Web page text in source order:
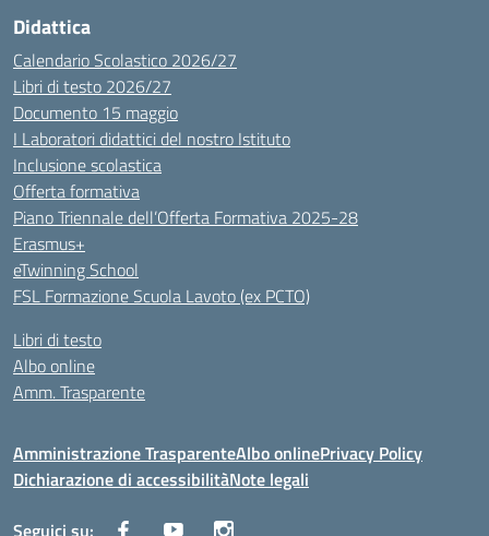
Didattica
Calendario Scolastico 2026/27
Libri di testo 2026/27
Documento 15 maggio
I Laboratori didattici del nostro Istituto
Inclusione scolastica
Offerta formativa
Piano Triennale dell’Offerta Formativa 2025-28
Erasmus+
eTwinning School
FSL Formazione Scuola Lavoto (ex PCTO)
Libri di testo
Albo online
Amm. Trasparente
Amministrazione TrasparenteAlbo onlinePrivacy Policy
Dichiarazione di accessibilitàNote legali
Seguici su: